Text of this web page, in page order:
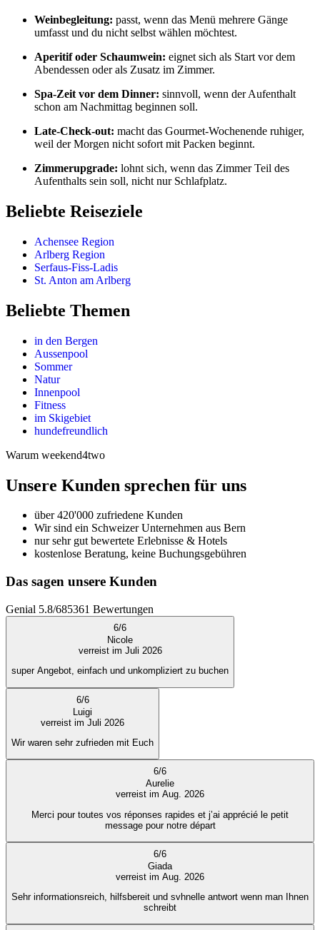
Weinbegleitung: passt, wenn das Menü mehrere Gänge
umfasst und du nicht selbst wählen möchtest.
Aperitif oder Schaumwein: eignet sich als Start vor dem
Abendessen oder als Zusatz im Zimmer.
Spa-Zeit vor dem Dinner: sinnvoll, wenn der Aufenthalt
schon am Nachmittag beginnen soll.
Late-Check-out: macht das Gourmet-Wochenende ruhiger,
weil der Morgen nicht sofort mit Packen beginnt.
Zimmerupgrade: lohnt sich, wenn das Zimmer Teil des
Aufenthalts sein soll, nicht nur Schlafplatz.
Beliebte Reiseziele
Achensee Region
Arlberg Region
Serfaus-Fiss-Ladis
St. Anton am Arlberg
Beliebte Themen
in den Bergen
Aussenpool
Sommer
Natur
Innenpool
Fitness
im Skigebiet
hundefreundlich
Warum weekend4two
Unsere Kunden sprechen für uns
über 420'000 zufriedene Kunden
Wir sind ein Schweizer Unternehmen aus Bern
nur sehr gut bewertete Erlebnisse & Hotels
kostenlose Beratung, keine Buchungsgebühren
Das sagen unsere Kunden
Genial 5.8/685361 Bewertungen
6/6
Nicole
verreist im Juli 2026
super Angebot, einfach und unkompliziert zu buchen
6/6
Luigi
verreist im Juli 2026
Wir waren sehr zufrieden mit Euch
6/6
Aurelie
verreist im Aug. 2026
Merci pour toutes vos réponses rapides et j’ai apprécié le petit
message pour notre départ
6/6
Giada
verreist im Aug. 2026
Sehr informationsreich, hilfsbereit und svhnelle antwort wenn man Ihnen
schreibt